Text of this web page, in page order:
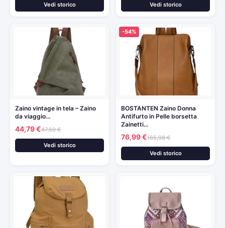
Vedi storico Vedi storico
Zaino vintage in tela – Zaino
da viaggio…
44,79 €47,59 €
Vedi storico
-54%
BOSTANTEN Zaino Donna
Antifurto in Pelle borsetta
Zainetti…
76,99 €165,98 €
Vedi storico